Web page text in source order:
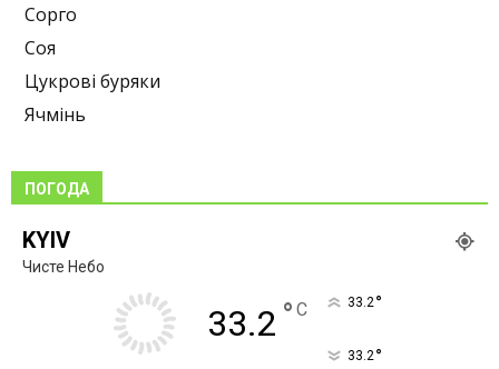
Сорго
Соя
Цукрові буряки
Ячмінь
ПОГОДА
KYIV
Чисте Небо
33.2 ° C 33.2 °
33.2 °